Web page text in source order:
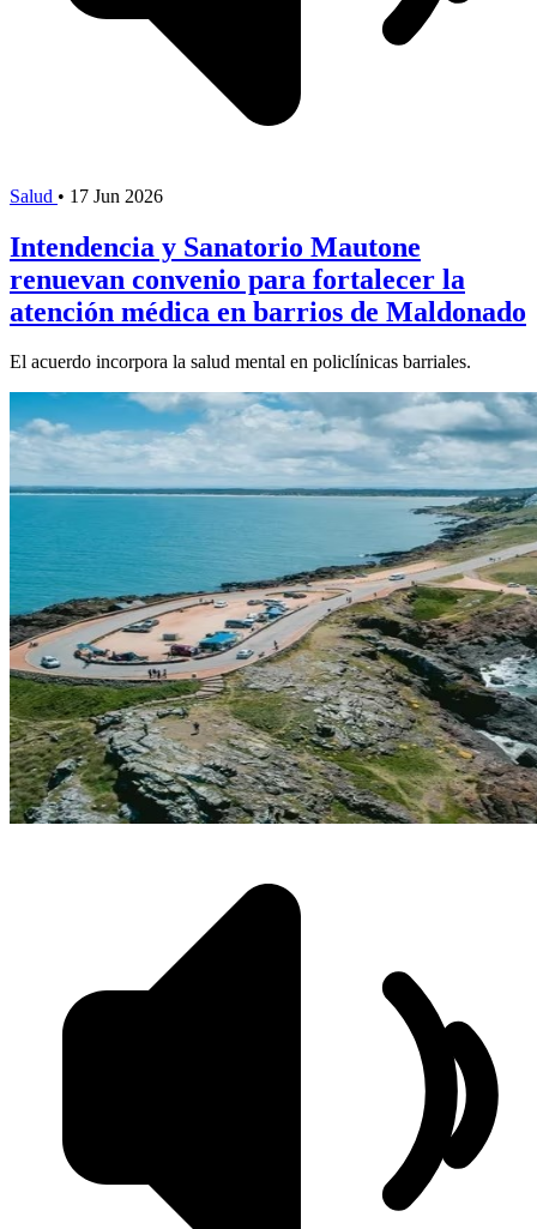
Salud • 17 Jun 2026
Intendencia y Sanatorio Mautone
renuevan convenio para fortalecer la
atención médica en barrios de Maldonado
El acuerdo incorpora la salud mental en policlínicas barriales.